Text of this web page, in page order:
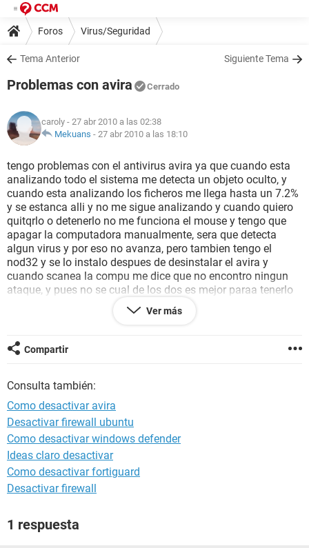
Foros Virus/Seguridad
Tema Anterior Siguiente Tema
Problemas con avira Cerrado
caroly - 27 abr 2010 a las 02:38
Mekuans - 27 abr 2010 a las 18:10
tengo problemas con el antivirus avira ya que cuando esta
analizando todo el sistema me detecta un objeto oculto, y
cuando esta analizando los ficheros me llega hasta un 7.2%
y se estanca alli y no me sigue analizando y cuando quiero
quitqrlo o detenerlo no me funciona el mouse y tengo que
apagar la computadora manualmente, sera que detecta
algun virus y por eso no avanza, pero tambien tengo el
nod32 y se lo instalo despues de desinstalar el avira y
cuando scanea la compu me dice que no encontro ningun
ataque, y pues no se cual de los dos es mejor paraa tenerlo
ya que yo quisiera el que mejor me detecte la mayoria de
agradecer de todo corazon
Ver más
Compartir
Consulta también:
Como desactivar avira
Desactivar firewall ubuntu
Como desactivar windows defender
Ideas claro desactivar
Como desactivar fortiguard
Desactivar firewall
1 respuesta